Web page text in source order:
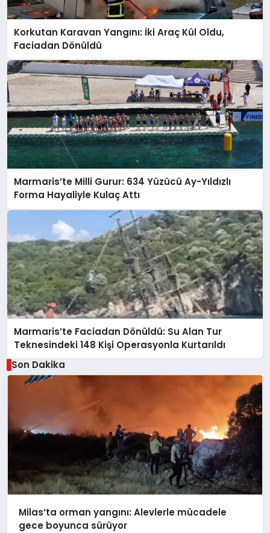
Korkutan Karavan Yangını: İki Araç Kül Oldu,
Faciadan Dönüldü
Marmaris’te Milli Gurur: 634 Yüzücü Ay-Yıldızlı
Forma Hayaliyle Kulaç Attı
Marmaris’te Faciadan Dönüldü: Su Alan Tur
Teknesindeki 148 Kişi Operasyonla Kurtarıldı
Son Dakika
Milas’ta orman yangını: Alevlerle mücadele
gece boyunca sürüyor